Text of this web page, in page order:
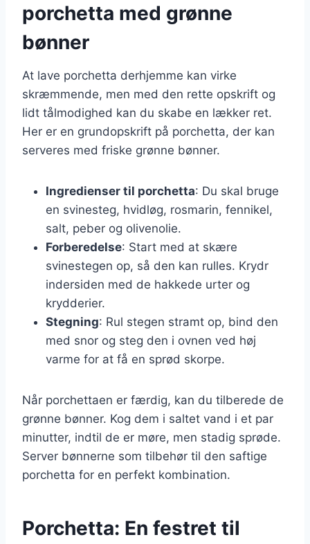
porchetta med grønne
bønner
At lave porchetta derhjemme kan virke
skræmmende, men med den rette opskrift og
lidt tålmodighed kan du skabe en lækker ret.
Her er en grundopskrift på porchetta, der kan
serveres med friske grønne bønner.
Ingredienser til porchetta: Du skal bruge
en svinesteg, hvidløg, rosmarin, fennikel,
salt, peber og olivenolie.
Forberedelse: Start med at skære
svinestegen op, så den kan rulles. Krydr
indersiden med de hakkede urter og
krydderier.
Stegning: Rul stegen stramt op, bind den
med snor og steg den i ovnen ved høj
varme for at få en sprød skorpe.
Når porchettaen er færdig, kan du tilberede de
grønne bønner. Kog dem i saltet vand i et par
minutter, indtil de er møre, men stadig sprøde.
Server bønnerne som tilbehør til den saftige
porchetta for en perfekt kombination.
Porchetta: En festret til